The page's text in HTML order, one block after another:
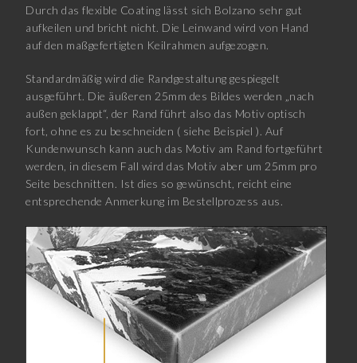
Durch das flexible Coating lässt sich Bolzano sehr gut
aufkeilen und bricht nicht. Die Leinwand wird von Hand
auf den maßgefertigten Keilrahmen aufgezogen.
Standardmäßig wird die Randgestaltung gespiegelt
ausgeführt. Die äußeren 25mm des Bildes werden „nach
außen geklappt“, der Rand führt also das Motiv optisch
fort, ohne es zu beschneiden ( siehe Beispiel ). Auf
Kundenwunsch kann auch das Motiv am Rand fortgeführt
werden, in diesem Fall wird das Motiv aber um 25mm pro
Seite beschnitten. Ist dies so gewünscht, reicht eine
entsprechende Anmerkung im Bestellprozess aus.